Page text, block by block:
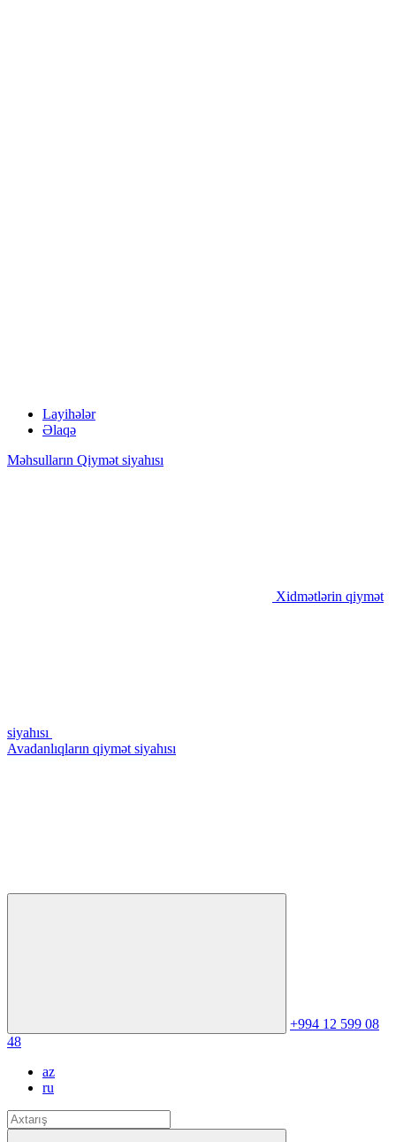
Layihələr
Əlaqə
Məhsulların Qiymət siyahısı
Xidmətlərin qiymət
siyahısı
Avadanlıqların qiymət siyahısı
+994 12 599 08
48
az
ru